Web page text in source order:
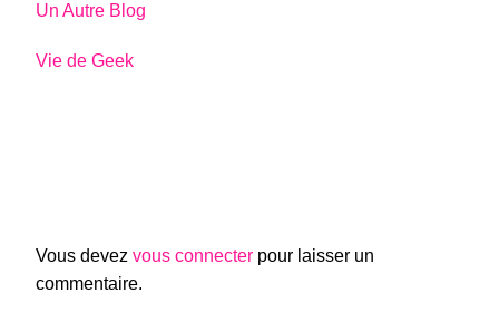
Un Autre Blog
Vie de Geek
Vous devez vous connecter pour laisser un
commentaire.